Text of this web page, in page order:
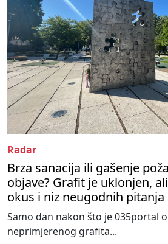
Radar
Brza sanacija ili gašenje
objave? Grafit je uklonjen,
okus i niz neugodnih pitanja
Samo dan nakon što je 035portal
neprimjerenog grafita...